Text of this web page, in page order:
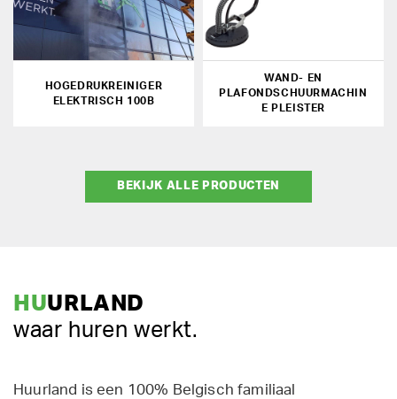
HOGEDRUKREINIGER
ELEKTRISCH 100B
WAND- EN
PLAFONDSCHUURMACHIN
E PLEISTER
BEKIJK ALLE PRODUCTEN
HUURLAND
waar huren werkt.
Huurland is een 100% Belgisch familiaal